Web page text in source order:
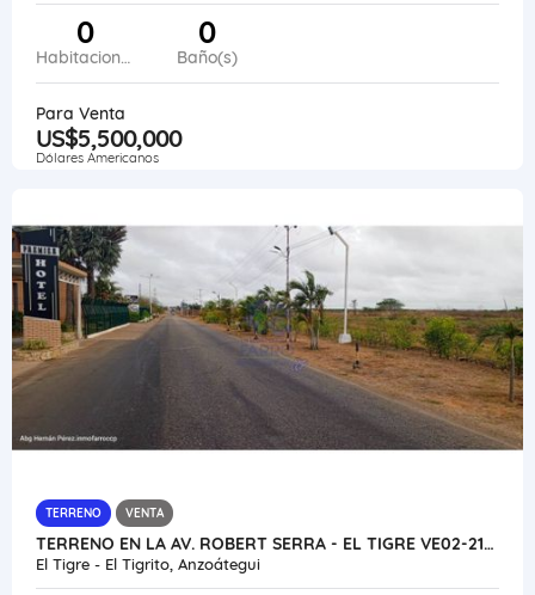
0
Habitaciones
0
Baño(s)
Para Venta
US$5,500,000
Dólares Americanos
TERRENO VENTA
TERRENO EN LA AV. ROBERT SERRA - EL TIGRE VE02-2144ET-HPER
El Tigre - El Tigrito, Anzoátegui